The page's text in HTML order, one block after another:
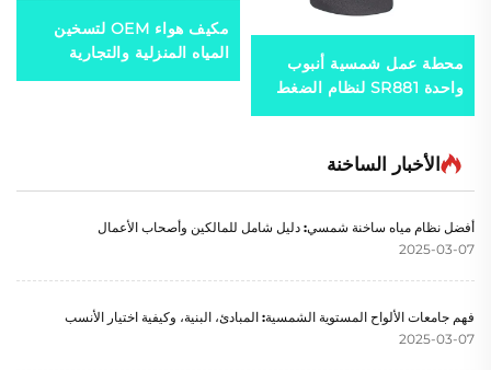
محطة عمل شمسية أنبوب
واحدة SR881 لنظام الضغط
المنقسم
مكيف هواء OEM لتسخين
المياه المنزلية والتجارية
الاستخدام بشعار مخصص
الأخبار الساخنة
أفضل نظام مياه ساخنة شمسي: دليل شامل للمالكين وأصحاب الأعمال
2025-03-07
فهم جامعات الألواح المستوية الشمسية: المبادئ، البنية، وكيفية اختيار الأنسب
2025-03-07